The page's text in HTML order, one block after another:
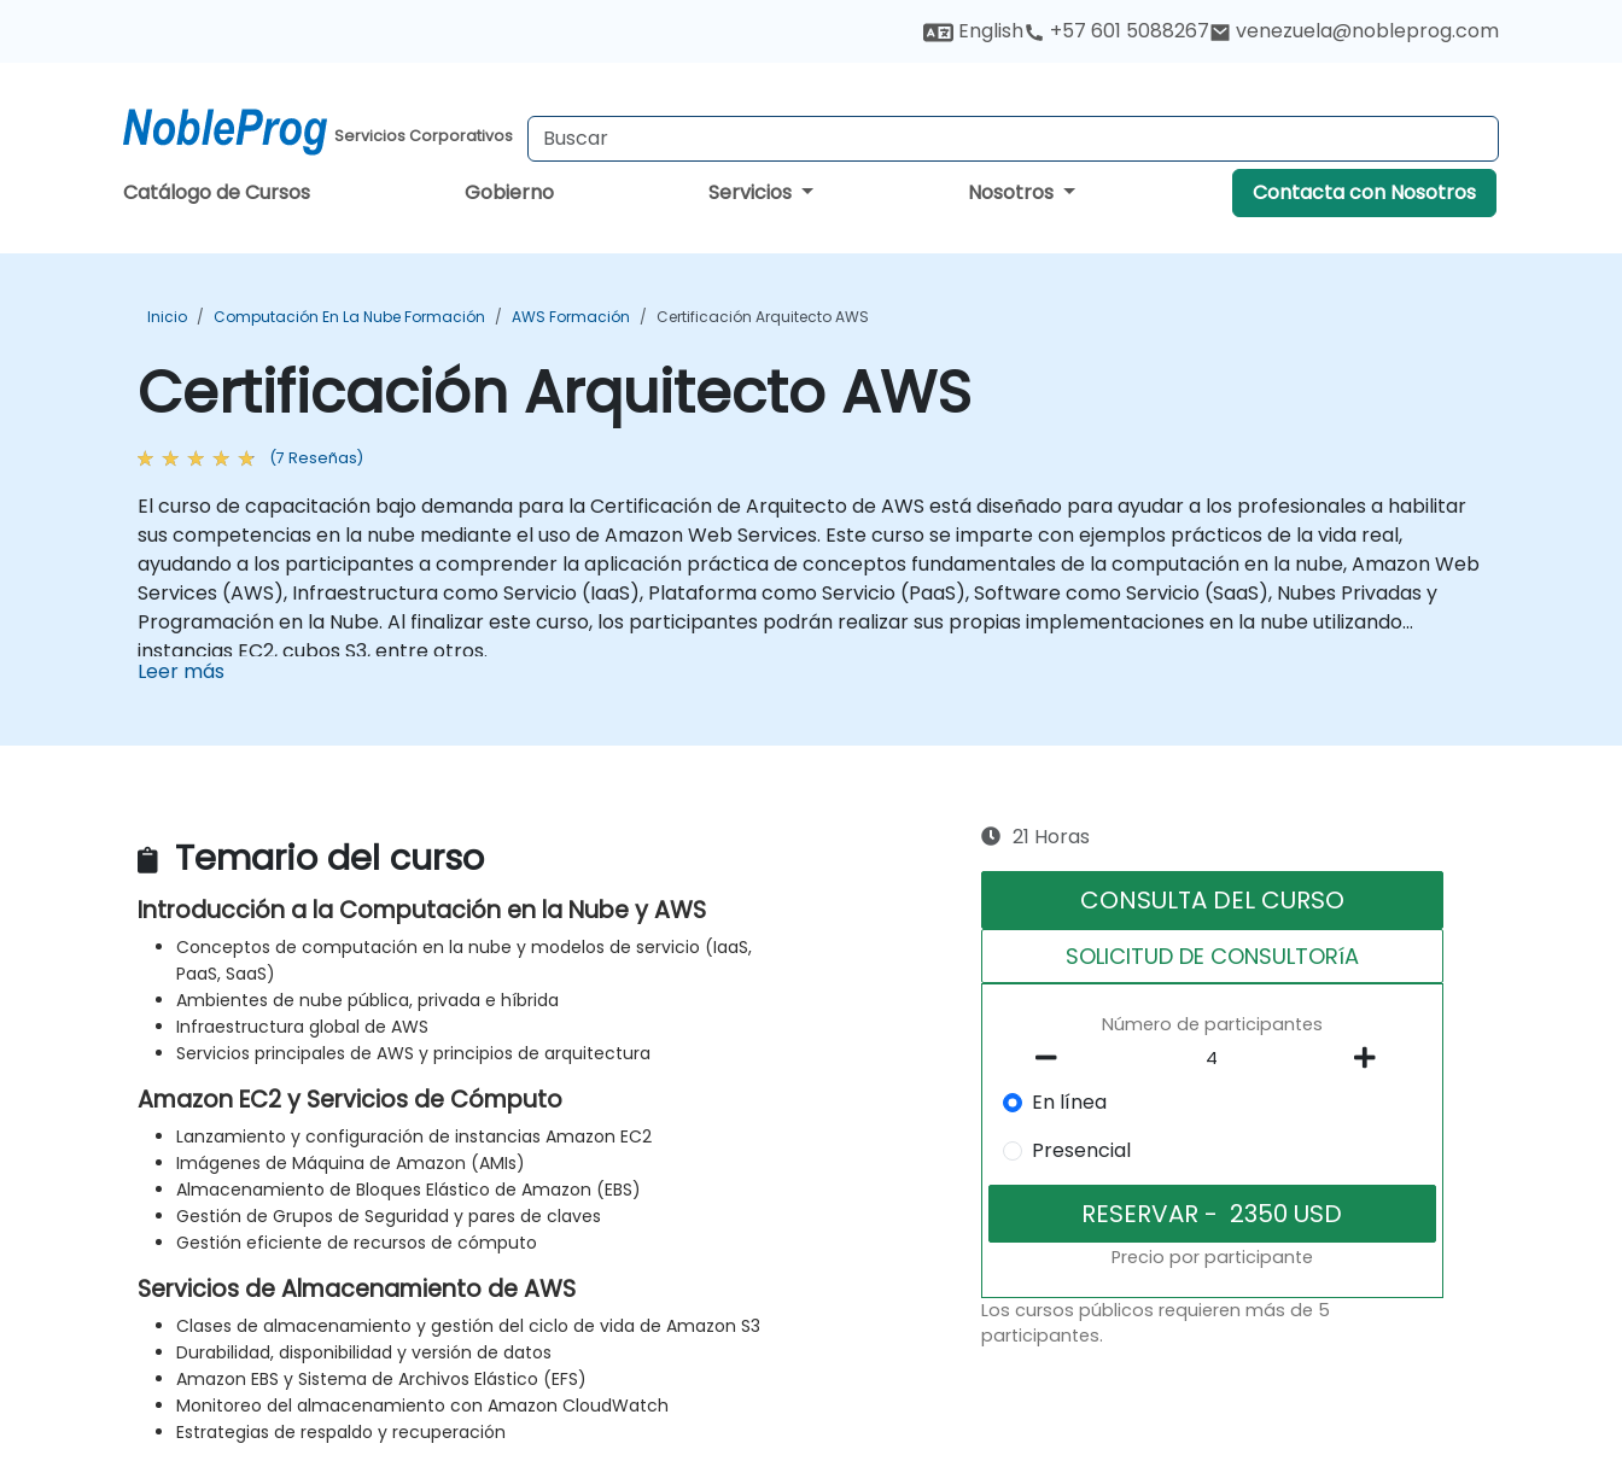
English +57 601 5088267 venezuela@nobleprog.com
Servicios Corporativos
Catálogo de Cursos Gobierno Servicios Nosotros Contacta con Nosotros
Inicio Computación En La Nube Formación AWS Formación Certificación Arquitecto AWS
Certificación Arquitecto AWS
(7 Reseñas)
El curso de capacitación bajo demanda para la Certificación de Arquitecto de AWS está diseñado para ayudar a los profesionales a habilitar
sus competencias en la nube mediante el uso de Amazon Web Services. Este curso se imparte con ejemplos prácticos de la vida real,
ayudando a los participantes a comprender la aplicación práctica de conceptos fundamentales de la computación en la nube, Amazon Web
Services (AWS), Infraestructura como Servicio (IaaS), Plataforma como Servicio (PaaS), Software como Servicio (SaaS), Nubes Privadas y
Programación en la Nube. Al finalizar este curso, los participantes podrán realizar sus propias implementaciones en la nube utilizando
instancias EC2, cubos S3, entre otros.
Leer más
Temario del curso
Introducción a la Computación en la Nube y AWS
Conceptos de computación en la nube y modelos de servicio (IaaS,
PaaS, SaaS)
Ambientes de nube pública, privada e híbrida
Infraestructura global de AWS
Servicios principales de AWS y principios de arquitectura
Amazon EC2 y Servicios de Cómputo
Lanzamiento y configuración de instancias Amazon EC2
Imágenes de Máquina de Amazon (AMIs)
Almacenamiento de Bloques Elástico de Amazon (EBS)
Gestión de Grupos de Seguridad y pares de claves
Gestión eficiente de recursos de cómputo
Servicios de Almacenamiento de AWS
Clases de almacenamiento y gestión del ciclo de vida de Amazon S3
Durabilidad, disponibilidad y versión de datos
Amazon EBS y Sistema de Archivos Elástico (EFS)
Monitoreo del almacenamiento con Amazon CloudWatch
Estrategias de respaldo y recuperación
21 Horas
CONSULTA DEL CURSO
SOLICITUD DE CONSULTORíA
Número de participantes
En línea
Presencial
Precio por participante
Los cursos públicos requieren más de 5
participantes.